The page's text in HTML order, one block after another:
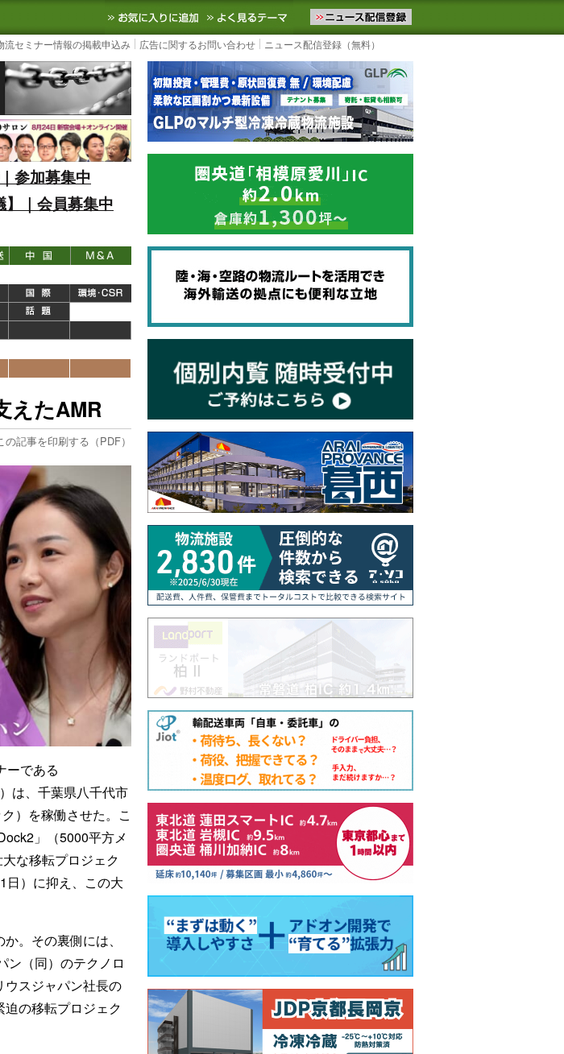
スサイト
SCMなど国内外の最新の物流ニュースをお届けします。物流ニュースメール配信を登録す
お気に入りに追加 よく見るテーマ
流セミナー情報の掲載申込み 広告に関するお問い合わせ ニュース配信登録（無料）
参加募集中
｜会員募集中
えたAMR
の記事を印刷する（PDF）
ーである
は、千葉県八千代市
）を稼働させた。こ
」（5000平方メ
な移転プロジェク
日）に抑え、この大
。その裏側には、
ン（同）のテクノロ
ウスジャパン社長の
の移転プロジェク